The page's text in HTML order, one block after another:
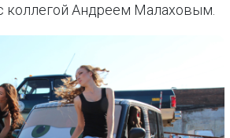
коллегой Андреем Малаховым.